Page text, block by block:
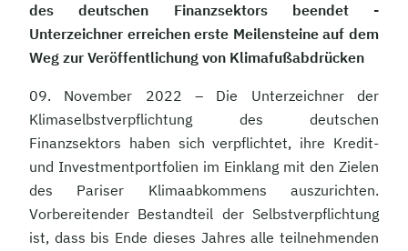
des deutschen Finanzsektors beendet -
Unterzeichner erreichen erste Meilensteine auf dem
Weg zur Veröffentlichung von Klimafußabdrücken
09. November 2022 – Die Unterzeichner der
Klimaselbstverpflichtung des deutschen
Finanzsektors haben sich verpflichtet, ihre Kredit-
und Investmentportfolien im Einklang mit den Zielen
des Pariser Klimaabkommens auszurichten.
Vorbereitender Bestandteil der Selbstverpflichtung
ist, dass bis Ende dieses Jahres alle teilnehmenden